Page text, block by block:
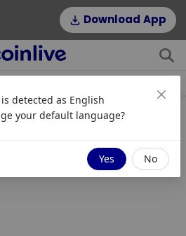
Download App
이 무너지면서
23K 이상으로 꾸준
detected as English
your default language?
Yes No